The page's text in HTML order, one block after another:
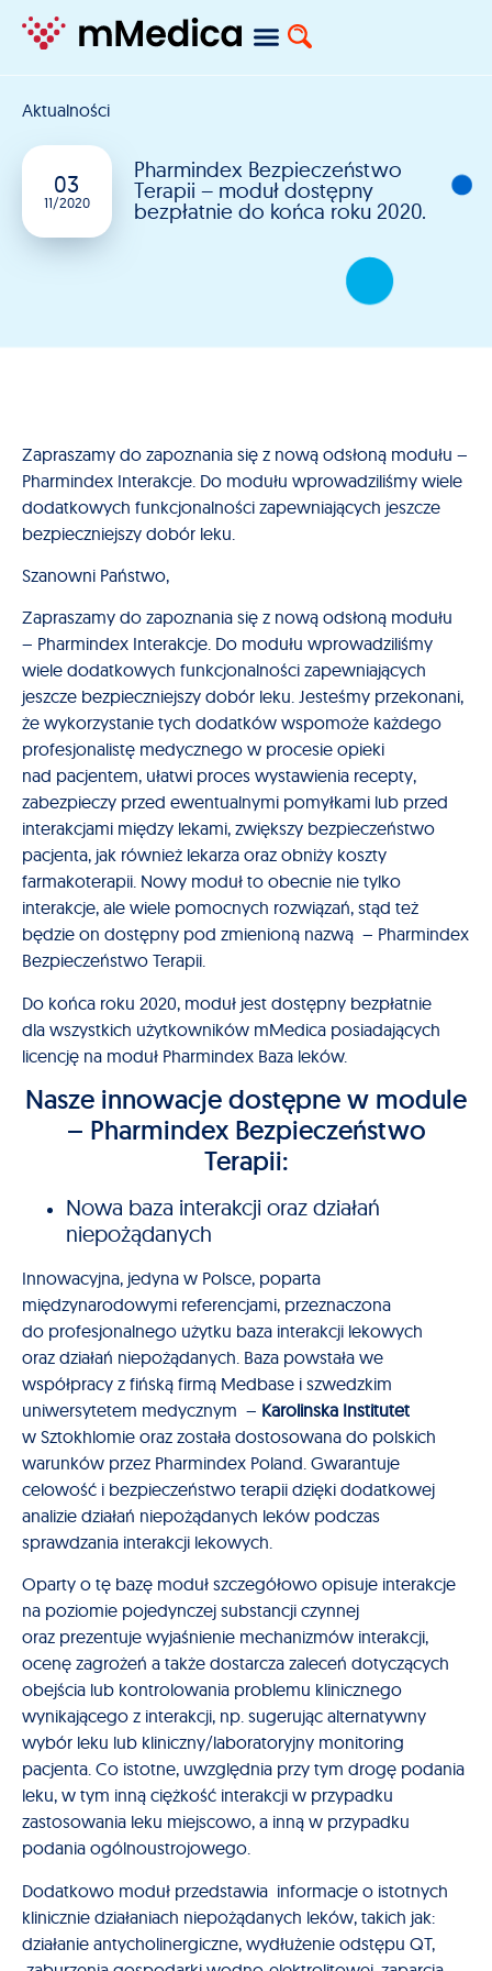
Aktualności
03
11/2020
Pharmindex Bezpieczeństwo
Terapii – moduł dostępny
bezpłatnie do końca roku 2020.
Zapraszamy do zapoznania się z nową odsłoną modułu –
Pharmindex Interakcje. Do modułu wprowadziliśmy wiele
dodatkowych funkcjonalności zapewniających jeszcze
bezpieczniejszy dobór leku.
Szanowni Państwo,
Zapraszamy do zapoznania się z nową odsłoną modułu
– Pharmindex Interakcje. Do modułu wprowadziliśmy
wiele dodatkowych funkcjonalności zapewniających
jeszcze bezpieczniejszy dobór leku. Jesteśmy przekonani,
że wykorzystanie tych dodatków wspomoże każdego
profesjonalistę medycznego w procesie opieki
nad pacjentem, ułatwi proces wystawienia recepty,
zabezpieczy przed ewentualnymi pomyłkami lub przed
interakcjami między lekami, zwiększy bezpieczeństwo
pacjenta, jak również lekarza oraz obniży koszty
farmakoterapii. Nowy moduł to obecnie nie tylko
interakcje, ale wiele pomocnych rozwiązań, stąd też
będzie on dostępny pod zmienioną nazwą – Pharmindex
Bezpieczeństwo Terapii.
Do końca roku 2020, moduł jest dostępny bezpłatnie
dla wszystkich użytkowników mMedica posiadających
licencję na moduł Pharmindex Baza leków.
Nasze innowacje dostępne w module
– Pharmindex Bezpieczeństwo
Terapii:
Nowa baza interakcji oraz działań
niepożądanych
Innowacyjna, jedyna w Polsce, poparta
międzynarodowymi referencjami, przeznaczona
do profesjonalnego użytku baza interakcji lekowych
oraz działań niepożądanych. Baza powstała we
współpracy z fińską firmą Medbase i szwedzkim
uniwersytetem medycznym – Karolinska Institutet
w Sztokhlomie oraz została dostosowana do polskich
warunków przez Pharmindex Poland. Gwarantuje
celowość i bezpieczeństwo terapii dzięki dodatkowej
analizie działań niepożądanych leków podczas
sprawdzania interakcji lekowych.
Oparty o tę bazę moduł szczegółowo opisuje interakcje
na poziomie pojedynczej substancji czynnej
oraz prezentuje wyjaśnienie mechanizmów interakcji,
ocenę zagrożeń a także dostarcza zaleceń dotyczących
obejścia lub kontrolowania problemu klinicznego
wynikającego z interakcji, np. sugerując alternatywny
wybór leku lub kliniczny/laboratoryjny monitoring
pacjenta. Co istotne, uwzględnia przy tym drogę podania
leku, w tym inną ciężkość interakcji w przypadku
zastosowania leku miejscowo, a inną w przypadku
podania ogólnoustrojowego.
Dodatkowo moduł przedstawia informacje o istotnych
klinicznie działaniach niepożądanych leków, takich jak:
działanie antycholinergiczne, wydłużenie odstępu QT,